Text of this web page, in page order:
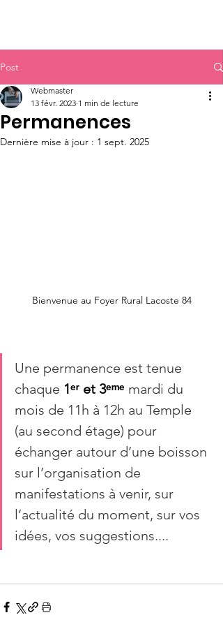
Post
Permanences
Webmaster
13 févr. 2023 1 min de lecture
Dernière mise à jour : 1 sept. 2025
Bienvenue au Foyer Rural Lacoste 84
Une permanence est tenue
chaque 1ᵉʳ et 3ᵉᵐᵉ mardi du
mois de 11h à 12h au Temple
(au second étage) pour
échanger autour d’une boisson
sur l’organisation de
manifestations à venir, sur
l’actualité du moment, sur vos
idées, vos suggestions....